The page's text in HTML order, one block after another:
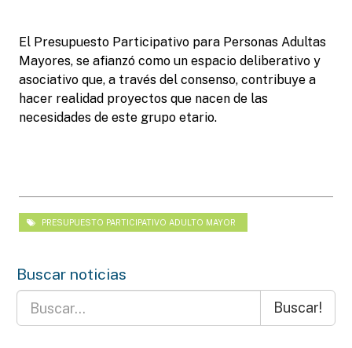
El Presupuesto Participativo para Personas Adultas
Mayores, se afianzó como un espacio deliberativo y
asociativo que, a través del consenso, contribuye a
hacer realidad proyectos que nacen de las
necesidades de este grupo etario.
PRESUPUESTO PARTICIPATIVO ADULTO MAYOR
Buscar noticias
Buscar!